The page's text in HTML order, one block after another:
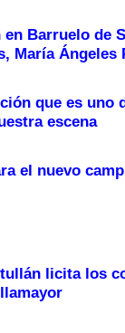
Barruelo de
María Ángeles
que es uno
escena
el nuevo
licita los